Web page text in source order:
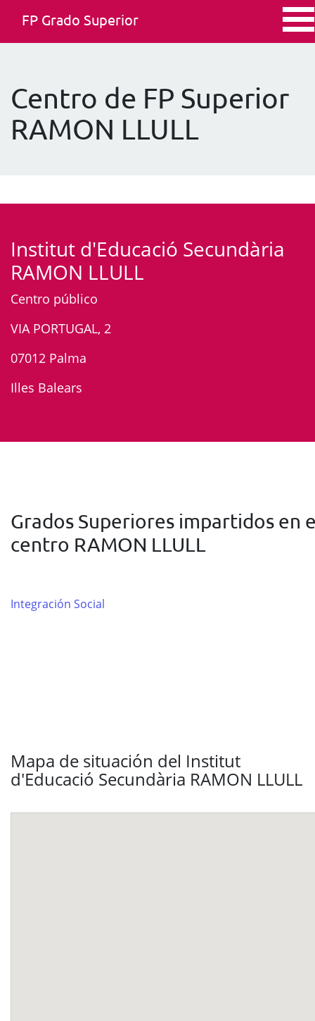
FP Grado Superior
Centro de FP Superior
RAMON LLULL
Institut d'Educació Secundària
RAMON LLULL
Centro público
VIA PORTUGAL, 2
07012 Palma
Illes Balears
Grados Superiores impartidos en
centro RAMON LLULL
Integración Social
Mapa de situación del Institut
d'Educació Secundària RAMON LLULL